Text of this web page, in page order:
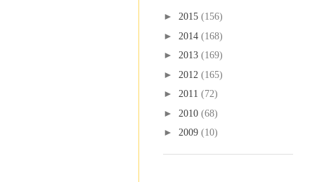
► 2015 (156)
► 2014 (168)
► 2013 (169)
► 2012 (165)
► 2011 (72)
► 2010 (68)
► 2009 (10)